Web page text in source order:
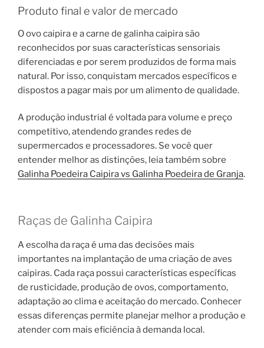
Produto final e valor de mercado
O ovo caipira e a carne de galinha caipira são
reconhecidos por suas características sensoriais
diferenciadas e por serem produzidos de forma mais
natural. Por isso, conquistam mercados específicos e
dispostos a pagar mais por um alimento de qualidade.
A produção industrial é voltada para volume e preço
competitivo, atendendo grandes redes de
supermercados e processadores. Se você quer
entender melhor as distinções, leia também sobre
Galinha Poedeira Caipira vs Galinha Poedeira de Granja.
Raças de Galinha Caipira
A escolha da raça é uma das decisões mais
importantes na implantação de uma criação de aves
caipiras. Cada raça possui características específicas
de rusticidade, produção de ovos, comportamento,
adaptação ao clima e aceitação do mercado. Conhecer
essas diferenças permite planejar melhor a produção e
atender com mais eficiência à demanda local.